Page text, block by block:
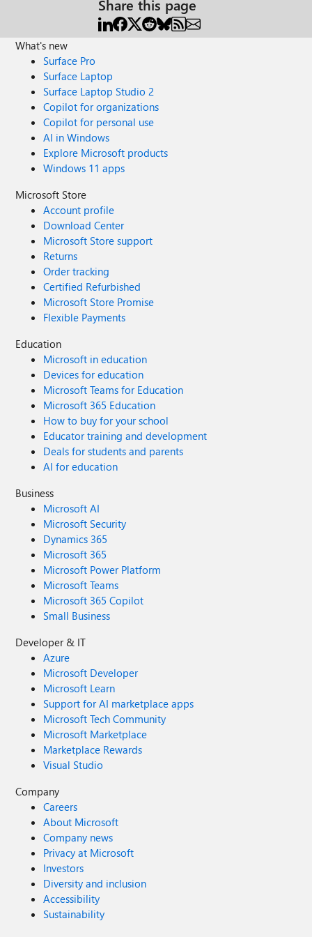
Share this page
What's new
Surface Pro
Surface Laptop
Surface Laptop Studio 2
Copilot for organizations
Copilot for personal use
AI in Windows
Explore Microsoft products
Windows 11 apps
Microsoft Store
Account profile
Download Center
Microsoft Store support
Returns
Order tracking
Certified Refurbished
Microsoft Store Promise
Flexible Payments
Education
Microsoft in education
Devices for education
Microsoft Teams for Education
Microsoft 365 Education
How to buy for your school
Educator training and development
Deals for students and parents
AI for education
Business
Microsoft AI
Microsoft Security
Dynamics 365
Microsoft 365
Microsoft Power Platform
Microsoft Teams
Microsoft 365 Copilot
Small Business
Developer & IT
Azure
Microsoft Developer
Microsoft Learn
Support for AI marketplace apps
Microsoft Tech Community
Microsoft Marketplace
Marketplace Rewards
Visual Studio
Company
Careers
About Microsoft
Company news
Privacy at Microsoft
Investors
Diversity and inclusion
Accessibility
Sustainability